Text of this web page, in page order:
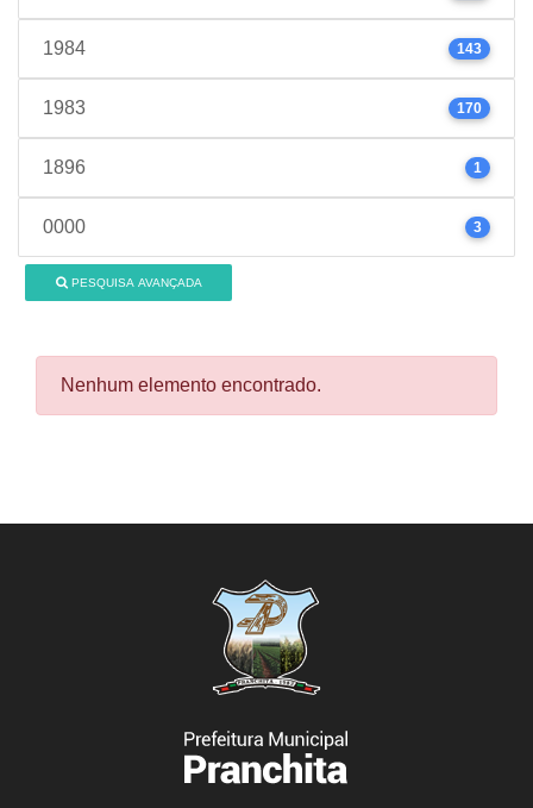
1984 143
1983 170
1896 1
0000 3
PESQUISA AVANÇADA
Nenhum elemento encontrado.